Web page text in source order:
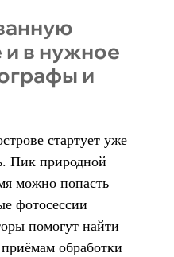
в нужное
и
стартует уже
Пик природной
можно попасть
фотосессии
помогут найти
обработки